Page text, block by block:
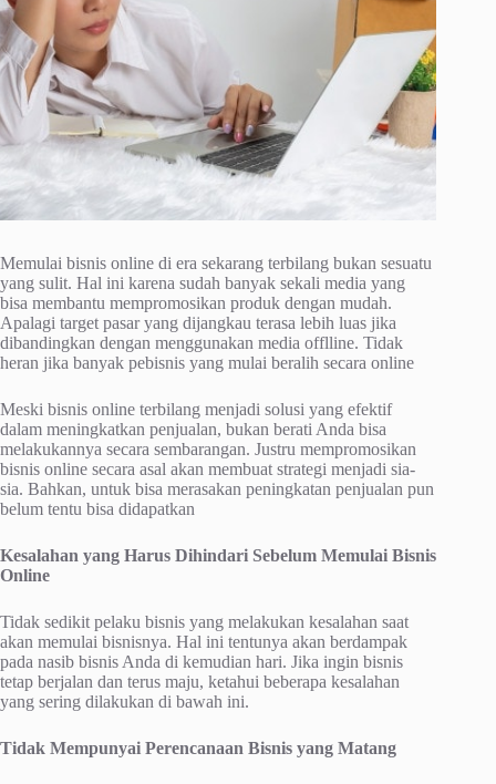
Memulai bisnis online di era sekarang terbilang bukan sesuatu
yang sulit. Hal ini karena sudah banyak sekali media yang
bisa membantu mempromosikan produk dengan mudah.
Apalagi target pasar yang dijangkau terasa lebih luas jika
dibandingkan dengan menggunakan media offlline. Tidak
heran jika banyak pebisnis yang mulai beralih secara online
Meski bisnis online terbilang menjadi solusi yang efektif
dalam meningkatkan penjualan, bukan berati Anda bisa
melakukannya secara sembarangan. Justru mempromosikan
bisnis online secara asal akan membuat strategi menjadi sia-
sia. Bahkan, untuk bisa merasakan peningkatan penjualan pun
belum tentu bisa didapatkan
Kesalahan yang Harus Dihindari Sebelum Memulai Bisnis
Online
Tidak sedikit pelaku bisnis yang melakukan kesalahan saat
akan memulai bisnisnya. Hal ini tentunya akan berdampak
pada nasib bisnis Anda di kemudian hari. Jika ingin bisnis
tetap berjalan dan terus maju, ketahui beberapa kesalahan
yang sering dilakukan di bawah ini.
Tidak Mempunyai Perencanaan Bisnis yang Matang